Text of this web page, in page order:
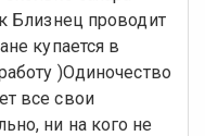
Близнец проводит
купается в
)Одиночество
все свои
ни на кого не